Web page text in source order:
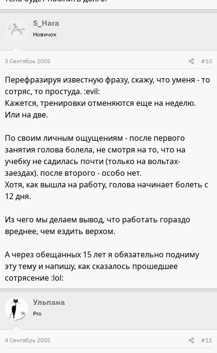
S_Hara
Новичок
3 Сентябрь 2005 #10
Перефразируя известную фразу, скажу, что уменя - то
сотряс, то простуда. :evil:
Кажется, тренировки отменяются еще на неделю.
Или на две.
По своим личным ощущениям - после первого
занятия голова болела, не смотря на то, что на
учебку не садилась почти (только на вольтах-
заездах). после второго - особо нет.
Хотя, как вышла на работу, голова начинает болеть с
12 дня.
Из чего мы делаем вывод, что работать гораздо
вреднее, чем ездить верхом.
А через обещанных 15 лет я обязательно подниму
эту тему и напишу, как сказалось прошедшее
сотрясение :lol:
Ульпана
Pro
4 Сентябрь 2005 #11